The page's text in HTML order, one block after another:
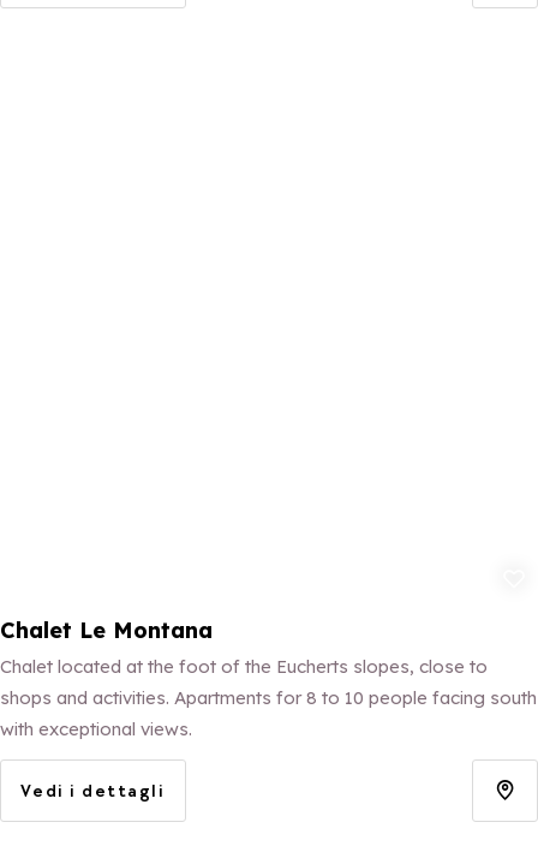
Chalet Le Montana
Chalet located at the foot of the Eucherts slopes, close to
shops and activities. Apartments for 8 to 10 people facing south
with exceptional views.
Vedi i dettagli